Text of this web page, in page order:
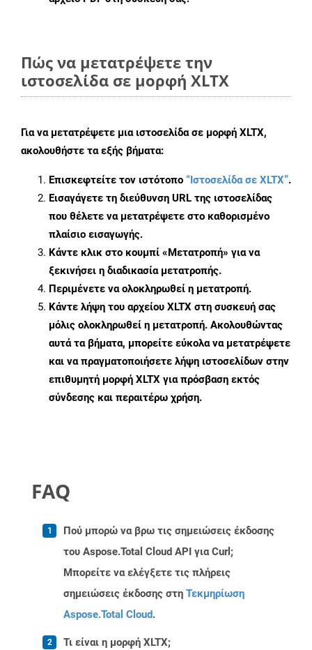
Πώς να μετατρέψετε την
ιστοσελίδα σε μορφή XLTX
Για να μετατρέψετε μια ιστοσελίδα σε μορφή XLTX,
ακολουθήστε τα εξής βήματα:
Επισκεφτείτε τον ιστότοπο “Ιστοσελίδα σε XLTX”.
Εισαγάγετε τη διεύθυνση URL της ιστοσελίδας
που θέλετε να μετατρέψετε στο καθορισμένο
πλαίσιο εισαγωγής.
Κάντε κλικ στο κουμπί «Μετατροπή» για να
ξεκινήσει η διαδικασία μετατροπής.
Περιμένετε να ολοκληρωθεί η μετατροπή.
Κάντε λήψη του αρχείου XLTX στη συσκευή σας
μόλις ολοκληρωθεί η μετατροπή. Ακολουθώντας
αυτά τα βήματα, μπορείτε εύκολα να μετατρέψετε
και να πραγματοποιήσετε λήψη ιστοσελίδων στην
επιθυμητή μορφή XLTX για πρόσβαση εκτός
σύνδεσης και περαιτέρω χρήση.
FAQ
Πού μπορώ να βρω τις σημειώσεις έκδοσης
του Aspose.Total Cloud API για Curl;
Μπορείτε να ελέγξετε τις πλήρεις
σημειώσεις έκδοσης στη Τεκμηρίωση
Aspose.Total Cloud.
Τι είναι η μορφή XLTX;